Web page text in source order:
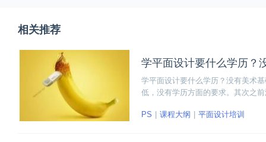
相关推荐
学平面设计要什么学历？
学平面设计要什么学历？没有美术
低，没有学历方面的要求。其次之
PS
课程大纲 平面设计培训